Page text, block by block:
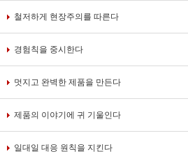
철저하게 현장주의를 따른다
경험칙을 중시한다
멋지고 완벽한 제품을 만든다
제품의 이야기에 귀 기울인다
일대일 대응 원칙을 지킨다